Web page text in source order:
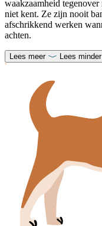
waakzaamheid
niet kent. Ze zijn nooit
afschrikkend werken
achten.
Lees meer Lees minder